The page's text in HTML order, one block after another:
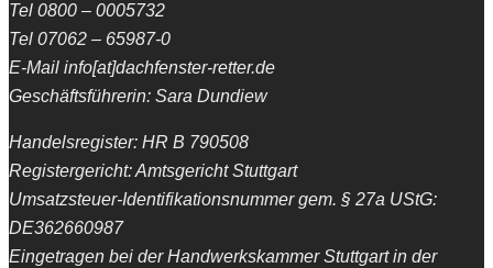
Tel 0800 – 0005732
Tel 07062 – 65987-0
E-Mail info[at]dachfenster-retter.de
Geschäftsführerin: Sara Dundiew
Handelsregister: HR B 790508
Registergericht: Amtsgericht Stuttgart
Umsatzsteuer-Identifikationsnummer gem. § 27a UStG:
DE362660987
Eingetragen bei der Handwerkskammer Stuttgart in der